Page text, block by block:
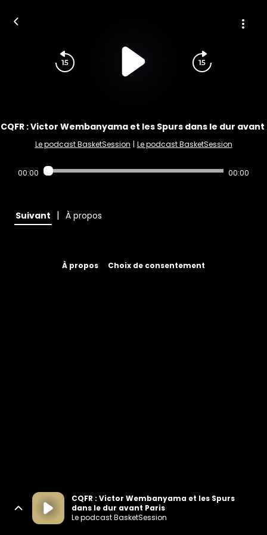
CQFR : Victor Wembanyama et les Spurs dans le dur avant
Le podcast BasketSession | Le podcast BasketSession
00:00 00:00
Suivant | À propos
À propos Choix de consentement
CQFR : Victor Wembanyama et les Spurs
dans le dur avant Paris
Le podcast BasketSession